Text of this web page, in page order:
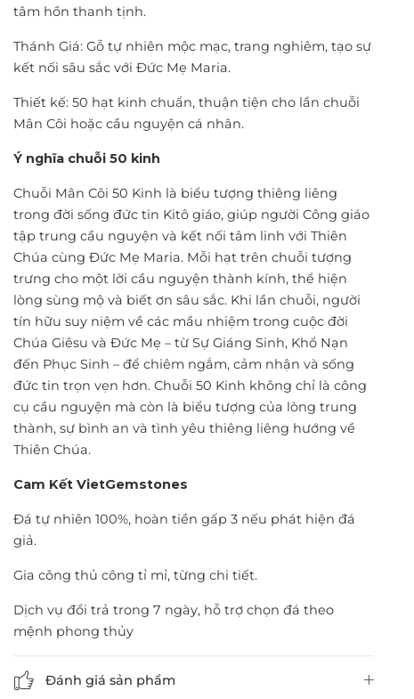
tâm hồn thanh tịnh.
Thánh Giá: Gỗ tự nhiên mộc mạc, trang nghiêm, tạo sự
kết nối sâu sắc với Đức Mẹ Maria.
Thiết kế: 50 hạt kinh chuẩn, thuận tiện cho lần chuỗi
Mân Côi hoặc cầu nguyện cá nhân.
Ý nghĩa chuỗi 50 kinh
Chuỗi Mân Côi 50 Kinh là biểu tượng thiêng liêng
trong đời sống đức tin Kitô giáo, giúp người Công giáo
tập trung cầu nguyện và kết nối tâm linh với Thiên
Chúa cùng Đức Mẹ Maria. Mỗi hạt trên chuỗi tượng
trưng cho một lời cầu nguyện thành kính, thể hiện
lòng sùng mộ và biết ơn sâu sắc. Khi lần chuỗi, người
tín hữu suy niệm về các mầu nhiệm trong cuộc đời
Chúa Giêsu và Đức Mẹ – từ Sự Giáng Sinh, Khổ Nạn
đến Phục Sinh – để chiêm ngắm, cảm nhận và sống
đức tin trọn vẹn hơn. Chuỗi 50 Kinh không chỉ là công
cụ cầu nguyện mà còn là biểu tượng của lòng trung
thành, sự bình an và tình yêu thiêng liêng hướng về
Thiên Chúa.
Cam Kết VietGemstones
Đá tự nhiên 100%, hoàn tiền gấp 3 nếu phát hiện đá
giả.
Gia công thủ công tỉ mỉ, từng chi tiết.
Dịch vụ đổi trả trong 7 ngày, hỗ trợ chọn đá theo
mệnh phong thủy
Đánh giá sản phẩm